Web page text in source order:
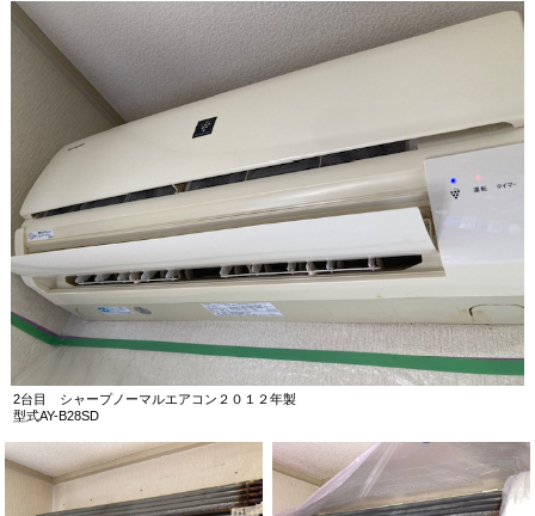
2台目 シャープノーマルエアコン２０１２年製
型式AY-B28SD